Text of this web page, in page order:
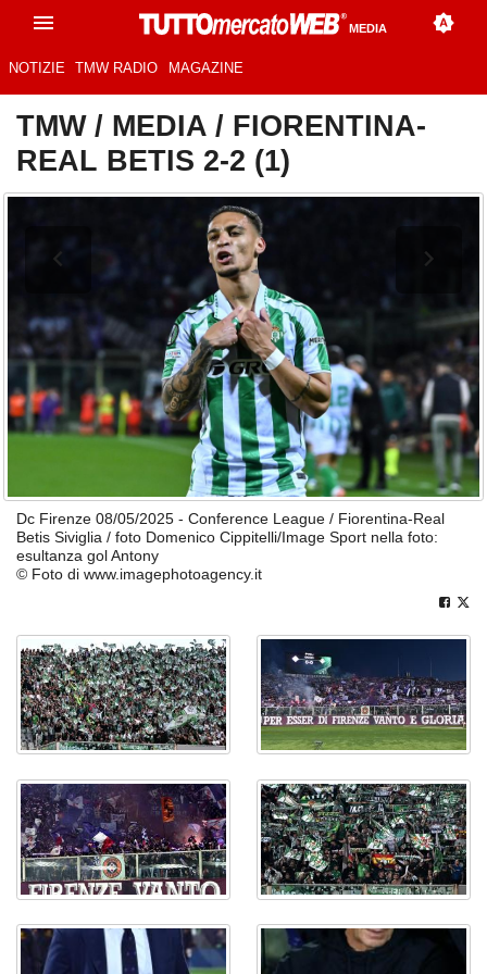
MEDIA
NOTIZIE TMW RADIO MAGAZINE
TMW/ MEDIA / FIORENTINA-
REAL BETIS 2-2 (1)
Dc Firenze 08/05/2025 - Conference League / Fiorentina-Real
Betis Siviglia / foto Domenico Cippitelli/Image Sport nella foto:
esultanza gol Antony
© Foto di www.imagephotoagency.it